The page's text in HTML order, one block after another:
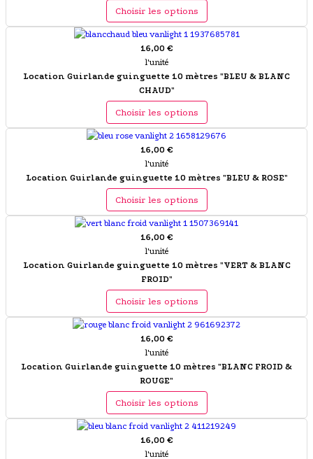
Choisir les options
16,00 €
l'unité
Location Guirlande guinguette 10 mètres "BLEU & BLANC
CHAUD"
Choisir les options
16,00 €
l'unité
Location Guirlande guinguette 10 mètres "BLEU & ROSE"
Choisir les options
16,00 €
l'unité
Location Guirlande guinguette 10 mètres "VERT & BLANC
FROID"
Choisir les options
16,00 €
l'unité
Location Guirlande guinguette 10 mètres "BLANC FROID &
ROUGE"
Choisir les options
16,00 €
l'unité